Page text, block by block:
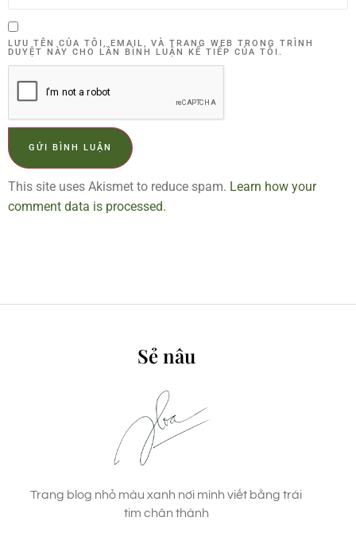
LƯU TÊN CỦA TÔI, EMAIL, VÀ TRANG WEB TRONG TRÌNH
DUYỆT NÀY CHO LẦN BÌNH LUẬN KẾ TIẾP CỦA TÔI.
This site uses Akismet to reduce spam. Learn how your
comment data is processed.
Sẻ nâu
Trang blog nhỏ màu xanh nơi mình viết bằng trái
tim chân thành